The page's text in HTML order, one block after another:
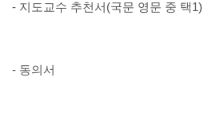
- 지도교수 추천서(국문 영문 중 택1)
- 동의서